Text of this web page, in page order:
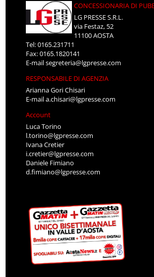
CONCESSIONARIA DI
LG PRESSE S.R.L.
via Festaz, 52
11100 AOSTA
Tel: 0165.231711
Fax: 0165.1820141
E-mailsegreteria@lgpresse.com
RESPONSABILE DI AGENZIA
Arianna Gori Chisari
E-maila.chisari@lgpresse.com
Account
Luca Torino
l.torino@lgpresse.com
Ivana Cretier
i.cretier@lgpresse.com
Daniele Fimiano
d.fimiano@lgpresse.com